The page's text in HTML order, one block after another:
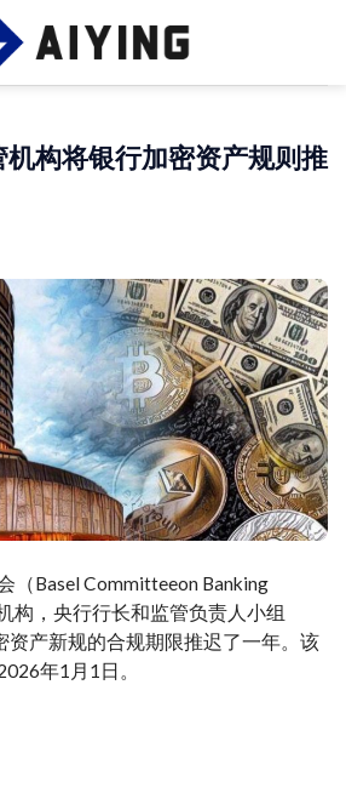
机构将银行加密资产规则推
（Basel Committeeon Banking
构，央行行长和监管负责人小组
资产新规的合规期限推迟了一年。该
年1月1日。